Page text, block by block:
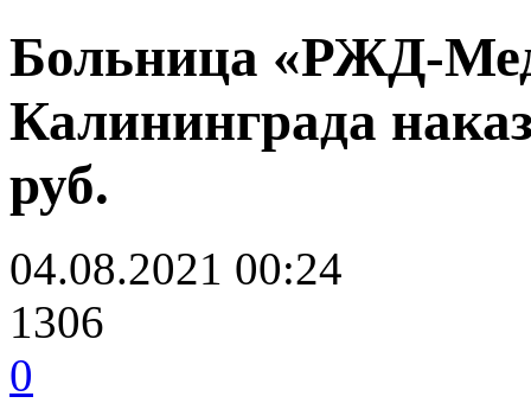
Больница «РЖД-
Калининграда
руб.
04.08.2021 00:24
1306
0